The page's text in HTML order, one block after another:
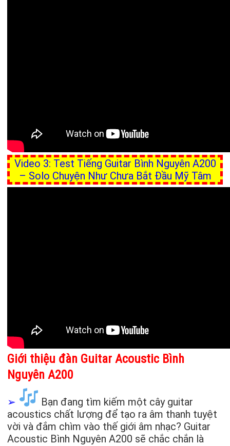
Video 3: Test Tiếng Guitar Bình Nguyên A200
– Solo Chuyện Như Chưa Bắt Đầu Mỹ Tâm
Giới thiệu đàn Guitar Acoustic Bình
Nguyên A200
➢
Bạn đang tìm kiếm một cây guitar
acoustics chất lượng để tạo ra âm thanh tuyệt
vời và đắm chìm vào thế giới âm nhạc? Guitar
Acoustic Bình Nguyên A200 sẽ chắc chắn là